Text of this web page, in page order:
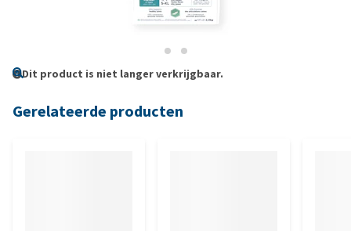
Dit product is niet langer verkrijgbaar.
Gerelateerde producten